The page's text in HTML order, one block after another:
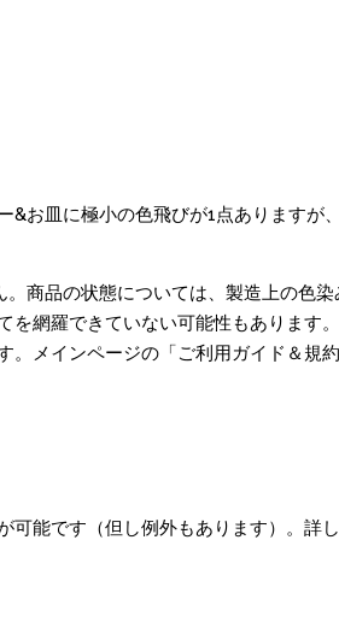
お皿に極小の色飛びが1点あります
商品の状態については、製造上の色
を網羅できていない可能性もありま
。メインページの「ご利用ガイド＆規
能です（但し例外もあります）。詳